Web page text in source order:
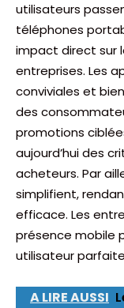
utilisateurs
téléphones
impact direct sur
entreprises. Les
conviviales et
des
promotions
aujourd’hui des
acheteurs. Par
simplifient,
efficace. Les
présence mobile
utilisateur
A LIRE AUSSI